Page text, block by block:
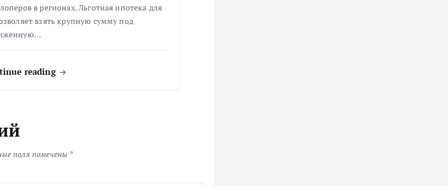
в регионах. Льготная ипотека для
взять крупную сумму под
reading
поля помечены *